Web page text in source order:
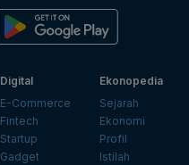
Digital
E-Commerce
Fintech
Startup
Gadget
Ekonopedia
Sejarah
Ekonomi
Profil
Istilah